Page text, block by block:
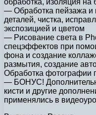
— Обработка пейзажа и
деталей, чистка,
экспозицией и цветом
— Рисование света в
спецэффектов при
фона и создание
размытия, создание
Обработка фотографии
— БОНУС!
кисти и другие
применялись в